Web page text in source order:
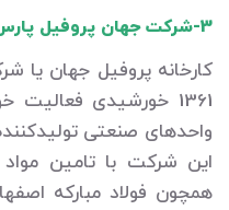
3-شرکت جهان پروفیل پارس
کارخانه پروفیل جهان یا
1361 خورشیدی
واحدهای صنعتی
این شرکت با تامین
همچون فولاد مبارکه